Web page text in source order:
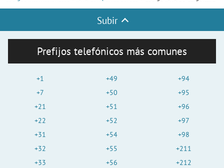
Subir
Prefijos telefónicos más comunes
+1
+7
+21
+22
+31
+32
+33
+49
+50
+51
+52
+54
+55
+56
+94
+95
+96
+97
+98
+211
+212